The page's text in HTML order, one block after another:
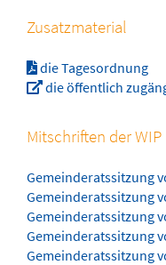
Zusatzmaterial
die Tagesordnung
die öffentlich
Mitschriften der WIP
Gemeinderatssitzung
Gemeinderatssitzung
Gemeinderatssitzung
Gemeinderatssitzung
Gemeinderatssitzung